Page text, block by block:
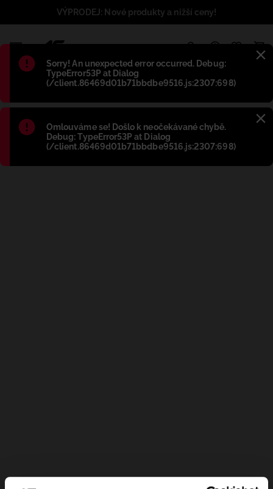
Błąd:
Sorry! An unexpected error occurred. Debug:
TypeError53P at Dialog
(/client.86469d01b71bbdbe9516.js:2307:698)
Błąd:
Omlouváme se! Došlo k neočekávané chybě.
Debug: TypeError53P at Dialog
(/client.86469d01b71bbdbe9516.js:2307:698)
VÝPRODEJ: Nové produkty a nižší ceny!